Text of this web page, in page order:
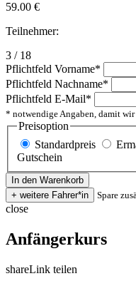
59.00 €
Teilnehmer:
3 / 18
Pflichtfeld Vorname*
Pflichtfeld Nachname*
Pflichtfeld E-Mail*
* notwendige Angaben, damit
Preisoption
Standardpreis
Gutschein
Spare
close
Anfängerkurs
shareLink teilen